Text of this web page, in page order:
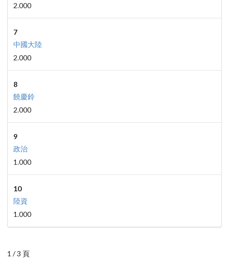
2.000
7
中國大陸
2.000
8
饒慶鈴
2.000
9
政治
1.000
10
陸資
1.000
1 / 3 頁